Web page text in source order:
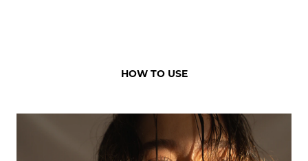
HOW TO USE